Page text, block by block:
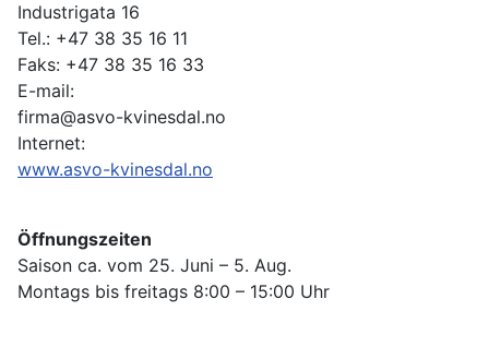
Industrigata 16
Tel.: +47 38 35 16 11
Faks: +47 38 35 16 33
E-mail:
firma@asvo-kvinesdal.no
Internet:
www.asvo-kvinesdal.no
Öffnungszeiten
Saison ca. vom 25. Juni – 5. Aug.
Montags bis freitags 8:00 – 15:00 Uhr